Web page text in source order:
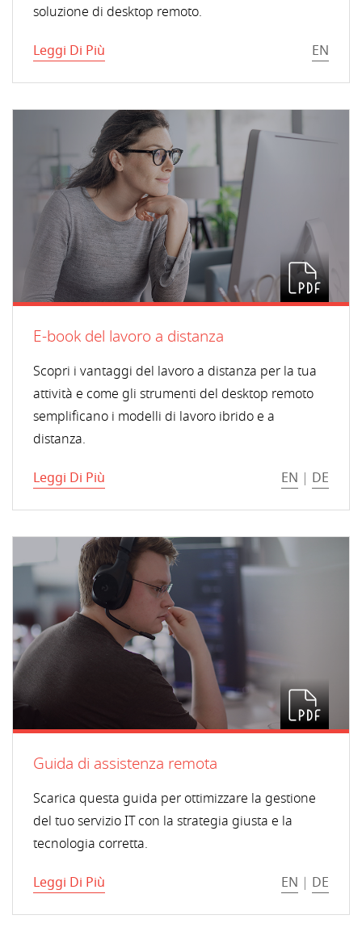
soluzione di desktop remoto.
Leggi Di Più
EN
E-book del lavoro a distanza
Scopri i vantaggi del lavoro a distanza per la tua
attività e come gli strumenti del desktop remoto
semplificano i modelli di lavoro ibrido e a
distanza.
Leggi Di Più
EN | DE
Guida di assistenza remota
Scarica questa guida per ottimizzare la gestione
del tuo servizio IT con la strategia giusta e la
tecnologia corretta.
Leggi Di Più
EN | DE